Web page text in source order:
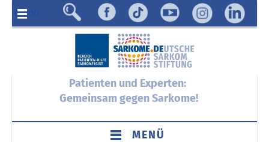
Menü
Patienten und Experten:
Gemeinsam gegen Sarkome!
MENÜ